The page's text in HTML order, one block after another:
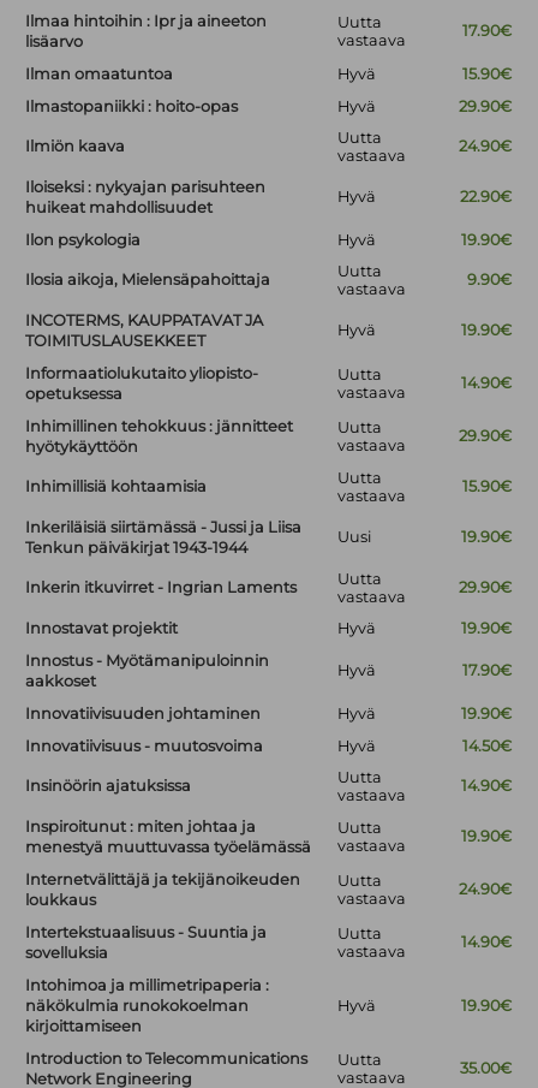
Ilmaa hintoihin : Ipr ja aineeton
lisäarvo
Uutta
vastaava
17.90€
Ilman omaatuntoa Hyvä
15.90€
Ilmastopaniikki : hoito-opas
Hyvä 29.90€
Ilmiön kaava
Uutta
vastaava
24.90€
Iloiseksi : nykyajan parisuhteen
huikeat mahdollisuudet
Hyvä 22.90€
Ilon psykologia Hyvä 19.90€
Ilosia aikoja, Mielensäpahoittaja
Uutta
vastaava
9.90€
INCOTERMS, KAUPPATAVAT JA
TOIMITUSLAUSEKKEET
Hyvä 19.90€
Informaatiolukutaito yliopisto-
opetuksessa
Uutta
vastaava
14.90€
Inhimillinen tehokkuus : jännitteet
hyötykäyttöön
Uutta
vastaava
29.90€
Inhimillisiä kohtaamisia
Uutta
vastaava
15.90€
Inkeriläisiä siirtämässä - Jussi ja Liisa
Tenkun päiväkirjat 1943-1944
Uusi 19.90€
Inkerin itkuvirret - Ingrian Laments
Uutta
vastaava
29.90€
Innostavat projektit Hyvä
19.90€
Innostus - Myötämanipuloinnin
aakkoset
Hyvä 17.90€
Innovatiivisuuden johtaminen Hyvä
19.90€
Innovatiivisuus - muutosvoima
Hyvä 14.50€
Insinöörin ajatuksissa
Uutta
vastaava
14.90€
Inspiroitunut : miten johtaa ja
menestyä muuttuvassa työelämässä
Uutta
vastaava
19.90€
Internetvälittäjä ja tekijänoikeuden
loukkaus
Uutta
vastaava
24.90€
Intertekstuaalisuus - Suuntia ja
sovelluksia
Uutta
vastaava
14.90€
Intohimoa ja millimetripaperia :
näkökulmia runokokoelman
kirjoittamiseen
Hyvä 19.90€
Introduction to Telecommunications
Network Engineering
Uutta
vastaava
35.00€